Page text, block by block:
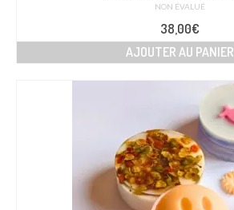
NON ÉVALUÉ
38,00€
AJOUTER AU PANIER